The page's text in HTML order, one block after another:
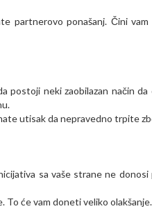
partnerovo ponašanj. Čini
postoji neki zaobilazan način
utisak da nepravedno trpite
sa vaše strane ne
će vam doneti veliko